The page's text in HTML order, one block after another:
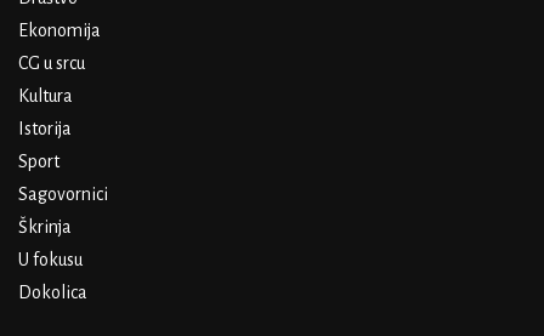
Ekonomija
CG u srcu
Kultura
Istorija
Sport
Sagovornici
Škrinja
U fokusu
Dokolica